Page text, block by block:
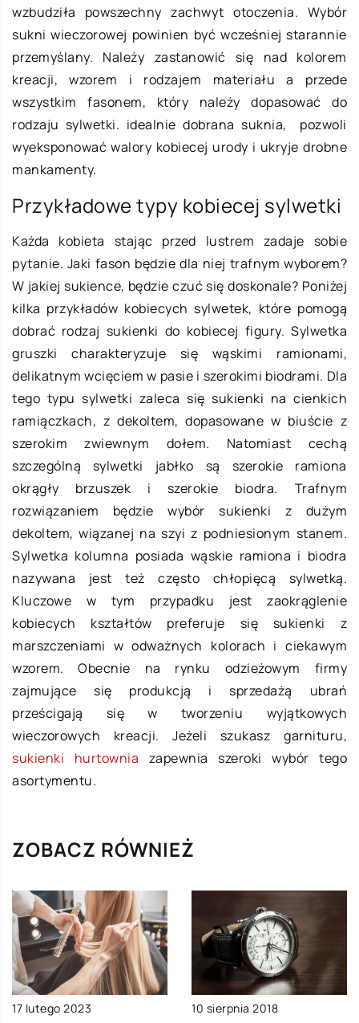
wzbudziła powszechny zachwyt otoczenia. Wybór
sukni wieczorowej powinien być wcześniej starannie
przemyślany. Należy zastanowić się nad kolorem
kreacji, wzorem i rodzajem materiału a przede
wszystkim fasonem, który należy dopasować do
rodzaju sylwetki. idealnie dobrana suknia, pozwoli
wyeksponować walory kobiecej urody i ukryje drobne
mankamenty.
Przykładowe typy kobiecej sylwetki
Każda kobieta stając przed lustrem zadaje sobie
pytanie. Jaki fason będzie dla niej trafnym wyborem?
W jakiej sukience, będzie czuć się doskonale? Poniżej
kilka przykładów kobiecych sylwetek, które pomogą
dobrać rodzaj sukienki do kobiecej figury. Sylwetka
gruszki charakteryzuje się wąskimi ramionami,
delikatnym wcięciem w pasie i szerokimi biodrami. Dla
tego typu sylwetki zaleca się sukienki na cienkich
ramiączkach, z dekoltem, dopasowane w biuście z
szerokim zwiewnym dołem. Natomiast cechą
szczególną sylwetki jabłko są szerokie ramiona
okrągły brzuszek i szerokie biodra. Trafnym
rozwiązaniem będzie wybór sukienki z dużym
dekoltem, wiązanej na szyi z podniesionym stanem.
Sylwetka kolumna posiada wąskie ramiona i biodra
nazywana jest też często chłopięcą sylwetką.
Kluczowe w tym przypadku jest zaokrąglenie
kobiecych kształtów preferuje się sukienki z
marszczeniami w odważnych kolorach i ciekawym
wzorem.Obecnie na rynku odzieżowym firmy
zajmujące się produkcją i sprzedażą ubrań
prześcigają się w tworzeniu wyjątkowych
wieczorowych kreacji. Jeżeli szukasz garnituru,
sukienki hurtownia zapewnia szeroki wybór tego
asortymentu.
ZOBACZ RÓWNIEŻ
17 lutego 2023 10 sierpnia 2018